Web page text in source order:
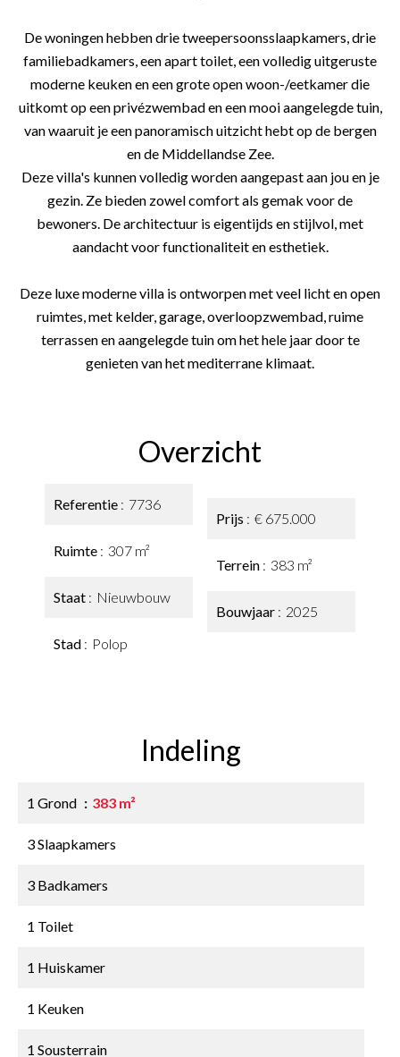
De woningen hebben drie tweepersoonsslaapkamers, drie
familiebadkamers, een apart toilet, een volledig uitgeruste
moderne keuken en een grote open woon-/eetkamer die
uitkomt op een privézwembad en een mooi aangelegde tuin,
van waaruit je een panoramisch uitzicht hebt op de bergen
en de Middellandse Zee.
Deze villa's kunnen volledig worden aangepast aan jou en je
gezin. Ze bieden zowel comfort als gemak voor de
bewoners. De architectuur is eigentijds en stijlvol, met
aandacht voor functionaliteit en esthetiek.
Deze luxe moderne villa is ontworpen met veel licht en open
ruimtes, met kelder, garage, overloopzwembad, ruime
terrassen en aangelegde tuin om het hele jaar door te
genieten van het mediterrane klimaat.
Overzicht
Referentie 7736
Ruimte 307 m²
Staat Nieuwbouw
Stad Polop
Prijs € 675.000
Terrein 383 m²
Bouwjaar 2025
Indeling
1 Grond 383 m²
3 Slaapkamers
3 Badkamers
1 Toilet
1 Huiskamer
1 Keuken
1 Sousterrain